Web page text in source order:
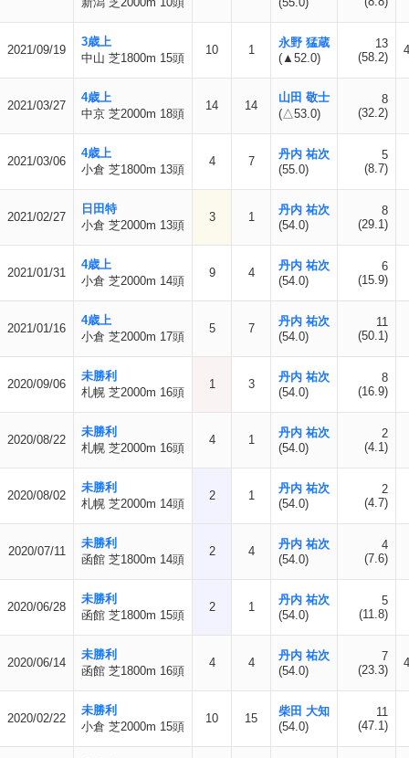
2021/09/19
3歳上
中山 芝1800m 15頭
10 1
永野 猛蔵
(▲52.0)
13
(58.2)
2021/03/27
4歳上
中京 芝2000m 18頭
14 14
山田 敬士
(△53.0)
8
(32.2)
2021/03/06
4歳上
小倉 芝1800m 13頭
4 7
丹内 祐次
(55.0)
5
(8.7)
2021/02/27
日田特
小倉 芝2000m 13頭
3 1
丹内 祐次
(54.0)
8
(29.1)
2021/01/31
4歳上
小倉 芝2000m 14頭
9 4
丹内 祐次
(54.0)
6
(15.9)
2021/01/16
4歳上
小倉 芝2000m 17頭
5 7
丹内 祐次
(54.0)
11
(50.1)
2020/09/06
未勝利
札幌 芝2000m 16頭
1 3
丹内 祐次
(54.0)
8
(16.9)
2020/08/22
未勝利
札幌 芝2000m 16頭
4 1
丹内 祐次
(54.0)
2
(4.1)
2020/08/02
未勝利
札幌 芝2000m 14頭
2 1
丹内 祐次
(54.0)
2
(4.7)
2020/07/11
未勝利
函館 芝1800m 14頭
2 4
丹内 祐次
(54.0)
4
(7.6)
2020/06/28
未勝利
函館 芝1800m 15頭
2 1
丹内 祐次
(54.0)
5
(11.8)
2020/06/14
未勝利
函館 芝1800m 16頭
4 4
丹内 祐次
(54.0)
7
(23.3)
2020/02/22
未勝利
小倉 芝2000m 15頭
10 15
柴田 大知
(54.0)
11
(47.1)